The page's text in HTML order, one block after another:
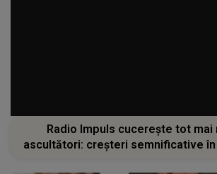
Radio Impuls cucerește tot mai
ascultători: creșteri semnificative în